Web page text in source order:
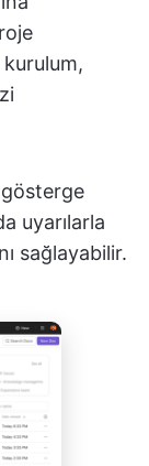
kurulum,
uyarılarla
sağlayabilir.